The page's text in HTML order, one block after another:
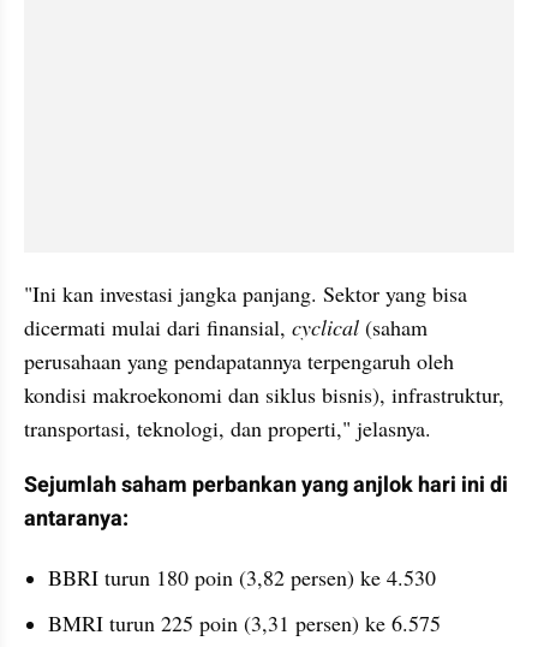
"Ini kan investasi jangka panjang. Sektor yang bisa
dicermati mulai dari finansial, cyclical (saham
perusahaan yang pendapatannya terpengaruh oleh
kondisi makroekonomi dan siklus bisnis), infrastruktur,
transportasi, teknologi, dan properti," jelasnya.
Sejumlah saham perbankan yang anjlok hari ini di
antaranya:
BBRI turun 180 poin (3,82 persen) ke 4.530
BMRI turun 225 poin (3,31 persen) ke 6.575